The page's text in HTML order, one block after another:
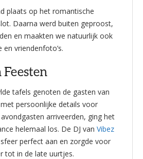
plaats op het romantische
Daarna werd buiten geproost,
en maakten we natuurlijk ook
vriendenfoto’s.
tafels genoten de gasten van
persoonlijke details voor
arriveerden, ging het
helemaal los. De DJ van Vibez
perfect aan en zorgde voor
tot in de late uurtjes.